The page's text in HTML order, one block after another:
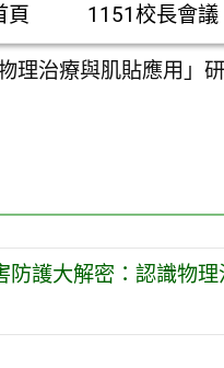
頁 1151校長會議
治療與肌貼應用」
護大解密：認識物